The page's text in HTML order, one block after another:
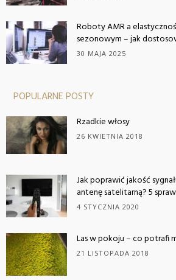
Roboty AMR a
sezonowym – jak
30 MAJA 2025
POPULARNE POSTY
Rzadkie włosy
26 KWIETNIA 2018
Jak poprawić jakość
antenę satelitarną? 5
4 STYCZNIA 2020
Las w pokoju – co potrafi
21 LISTOPADA 2018